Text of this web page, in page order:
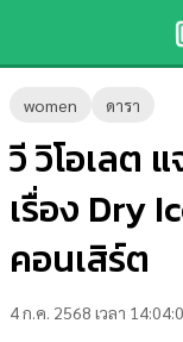
women ดารา
วี วิโอเลต
เรื่อง Dry
คอนเสิร์ต
4 ก.ค. 2568 เวลา
ข่าว-
ความ
รู้
บันเทิง